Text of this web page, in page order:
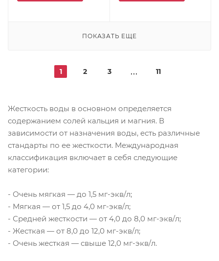
ПОКАЗАТЬ ЕЩЕ
1 2 3 11
Жесткость воды в основном определяется
содержанием солей кальция и магния. В
зависимости от назначения воды, есть различные
стандарты по ее жесткости. Международная
классификация включает в себя следующие
категории:
- Очень мягкая — до 1,5 мг-экв/л;
- Мягкая — от 1,5 до 4,0 мг-экв/л;
- Средней жесткости — от 4,0 до 8,0 мг-экв/л;
- Жесткая — от 8,0 до 12,0 мг-экв/л;
- Очень жесткая — свыше 12,0 мг-экв/л.